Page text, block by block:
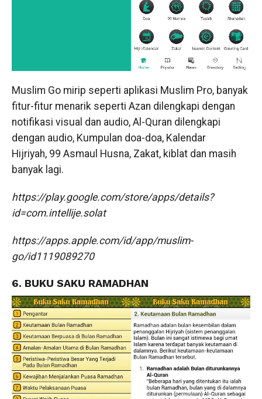
Muslim Go mirip seperti aplikasi Muslim Pro, banyak
fitur-fitur menarik seperti Azan dilengkapi dengan
notifikasi visual dan audio, Al-Quran dilengkapi
dengan audio, Kumpulan doa-doa, Kalendar
Hijriyah, 99 Asmaul Husna, Zakat, kiblat dan masih
banyak lagi.
https://play.google.com/store/apps/details?
id=com.intellije.solat
https://apps.apple.com/id/app/muslim-
go/id1119089270
6. BUKU SAKU RAMADHAN